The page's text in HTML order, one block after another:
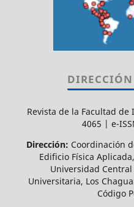
Revista de la Facultad de
4065 | e-
Dirección: Coordinación
Edificio Física
Universidad
Universitaria, Los
Código